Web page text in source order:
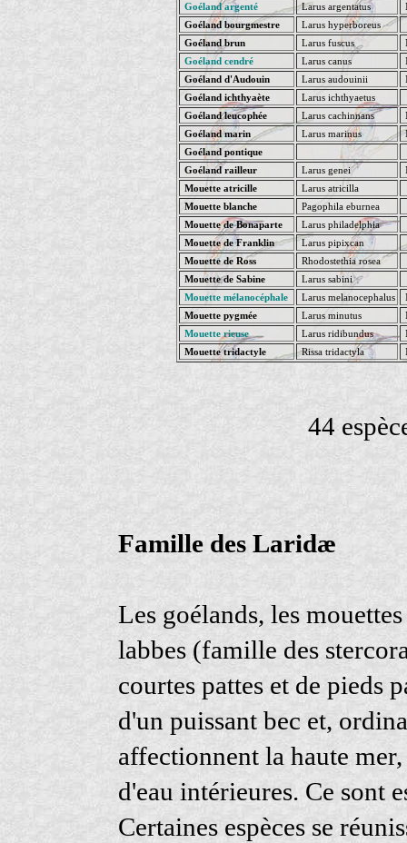
Goéland argenté
Larus argentatus
Goéland bourgmestre
Larus hyperboreus
Goéland brun
Larus fuscus
Goéland cendré
Larus canus
Goéland d'Audouin
Larus audouinii
Goéland ichthyaète
Larus ichthyaetus
Goéland leucophée
Larus cachinnans
Goéland marin
Larus marinus
Goéland pontique
Goéland railleur
Larus genei
Mouette atricille
Larus atricilla
Mouette blanche
Pagophila eburnea
Mouette de Bonaparte
Larus philadelphia
Mouette de Franklin
Larus pipixcan
Mouette de Ross
Rhodostethia rosea
Mouette de Sabine
Larus sabini
Mouette mélanocéphale
Larus melanocephalus
Mouette pygmée
Larus minutus
Mouette rieuse
Larus ridibundus
Mouette tridactyle
Rissa tridactyla
44
Famille des Laridæ
Les goélands, les
labbes (famille des
courtes pattes et de pieds
d'un puissant bec et,
affectionnent la haute
d'eau intérieures. Ce sont
Certaines espèces se